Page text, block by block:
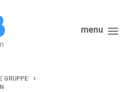
menu
GRUPPE ›